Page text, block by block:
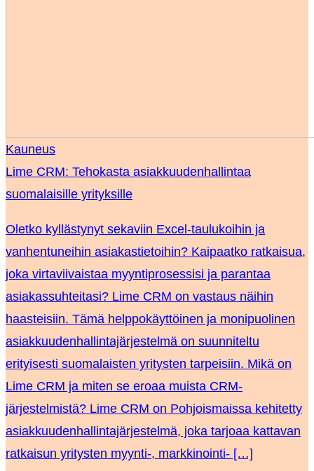
Kauneus
Lime CRM: Tehokasta asiakkuudenhallintaa
suomalaisille yrityksille
Oletko kyllästynyt sekaviin Excel-taulukoihin ja
vanhentuneihin asiakastietoihin? Kaipaatko ratkaisua,
joka virtaviivaistaa myyntiprosessisi ja parantaa
asiakassuhteitasi? Lime CRM on vastaus näihin
haasteisiin. Tämä helppokäyttöinen ja monipuolinen
asiakkuudenhallintajärjestelmä on suunniteltu
erityisesti suomalaisten yritysten tarpeisiin. Mikä on
Lime CRM ja miten se eroaa muista CRM-
järjestelmistä? Lime CRM on Pohjoismaissa kehitetty
asiakkuudenhallintajärjestelmä, joka tarjoaa kattavan
ratkaisun yritysten myynti-, markkinointi- […]